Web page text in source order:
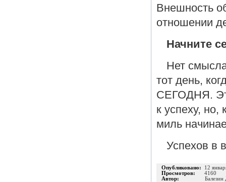
Внешность
отношении
Начните
Нет
тот день,
СЕГОДНЯ.
к успеху, но,
миль
Успехов в
Опубликовано: 12
Просмотров: 4160
Автор: